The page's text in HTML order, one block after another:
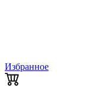
Избранное